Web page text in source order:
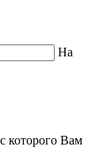
На
которого Вам